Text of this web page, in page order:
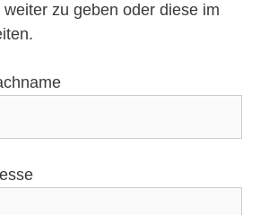
zu geben oder diese im